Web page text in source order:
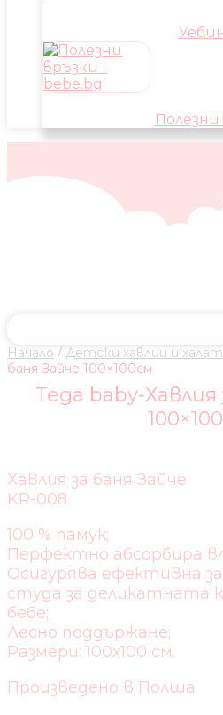
Полезни
Начало / Детски хавлии и
баня Зайче 100×100см
Tega baby-Хавлия
Хавлия за баня Зайче
KR-008
100 % памук;
Перфектно абсорбира
Осигурява ефективна
студа за деликатната
бебе;
Лесно поддържане;
Размери: 100х100 см.
Произведено в Полша